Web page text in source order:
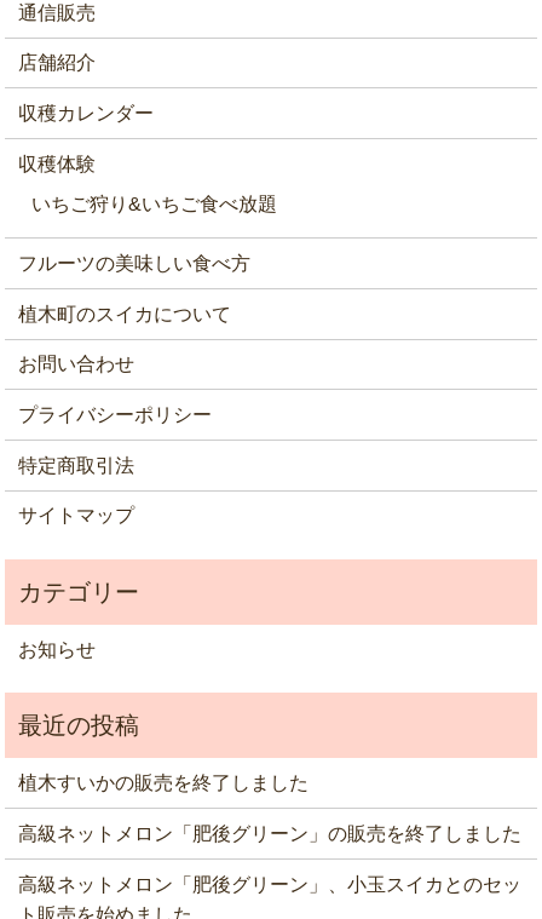
通信販売
店舗紹介
収穫カレンダー
収穫体験
いちご狩り&いちご食べ放題
フルーツの美味しい食べ方
植木町のスイカについて
お問い合わせ
プライバシーポリシー
特定商取引法
サイトマップ
お知らせ
植木すいかの販売を終了しました
高級ネットメロン「肥後グリーン」の販売を終了しました
高級ネットメロン「肥後グリーン」、小玉スイカとのセッ
ト販売を始めました